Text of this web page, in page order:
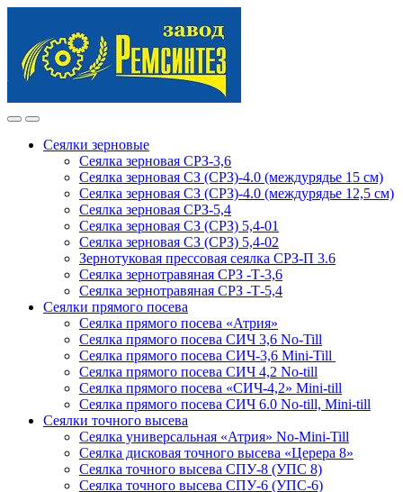
navigation
content
Сеялки зерновые
Сеялка зерновая СРЗ-3,6
Сеялка зерновая СЗ (СРЗ)-4.0 (междурядье 15 см)
Сеялка зерновая СЗ (СРЗ)-4.0 (междурядье 12,5 см)
Сеялка зерновая СРЗ-5,4
Сеялка зерновая СЗ (СРЗ) 5,4-01
Сеялка зерновая СЗ (СРЗ) 5,4-02
Зернотуковая прессовая сеялка СРЗ-П 3.6
Сеялка зернотравяная СРЗ -Т-3,6
Сеялка зернотравяная СРЗ -Т-5,4
Сеялки прямого посева
Сеялка прямого посева «Атрия»
Сеялка прямого посева СИЧ 3,6 No-Till
Сеялка прямого посева СИЧ-3,6 Mini-Till
Сеялка прямого посева СИЧ 4,2 No-till
Сеялка прямого посева «СИЧ-4,2» Mini-till
Сеялка прямого посева СИЧ 6.0 No-till, Mini-till
Сеялки точного высева
Сеялка универсальная «Атрия» No-Mini-Till
Сеялка дисковая точного высева «Церера 8»
Сеялка точного высева СПУ-8 (УПС 8)
Сеялка точного высева СПУ-6 (УПС-6)